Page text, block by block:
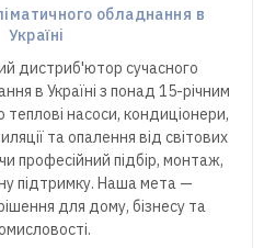
обладнання в
Україні
дистриб'ютор сучасного
в Україні з понад 15-річним
насоси, кондиціонери,
та опалення від світових
професійний підбір, монтаж,
підтримку. Наша мета —
для дому, бізнесу та